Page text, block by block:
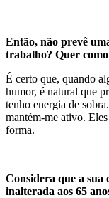
Então, não prevê
trabalho? Quer
É certo que, quando
humor, é natural que
tenho energia de
mantém-me ativo.
forma.
Considera que a sua
inalterada aos 65